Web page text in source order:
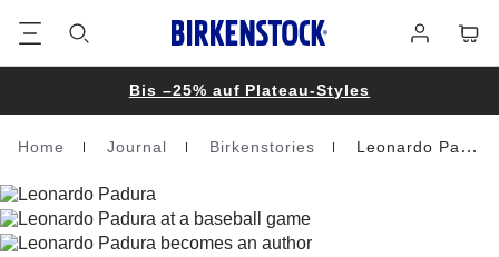
Bis –25% auf Plateau-Styles
Homepage
Home Journal Birkenstories Leonardo Padura